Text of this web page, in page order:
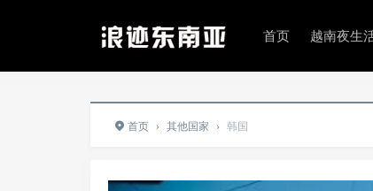
首页 越南夜生
首页 › 其他国家 › 韩国